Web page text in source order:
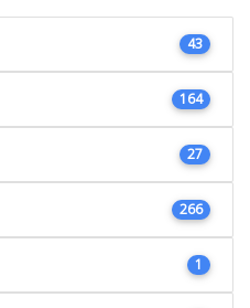
43
164
27
266
1